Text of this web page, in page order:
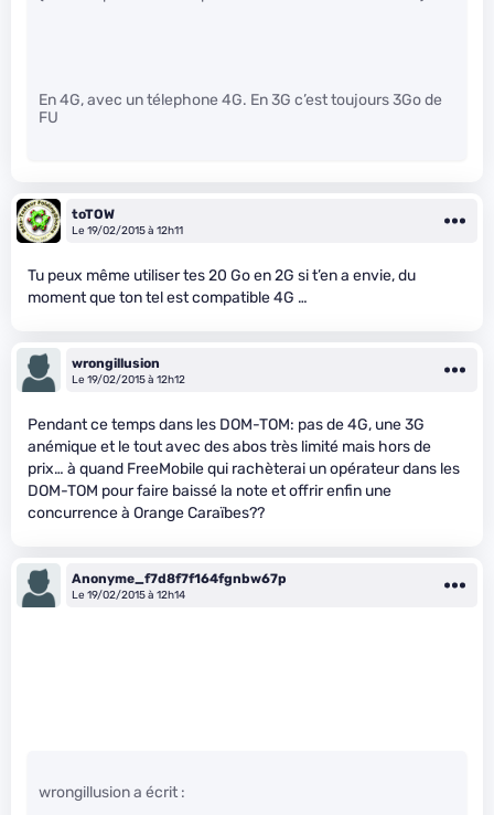
En 4G, avec un télephone 4G. En 3G c’est toujours 3Go de
FU
toTOW
Le 19/02/2015 à 12h11
Tu peux même utiliser tes 20 Go en 2G si t’en a envie, du
moment que ton tel est compatible 4G …
wrongillusion
Le 19/02/2015 à 12h12
Pendant ce temps dans les DOM-TOM: pas de 4G, une 3G
anémique et le tout avec des abos très limité mais hors de
prix… à quand FreeMobile qui rachèterai un opérateur dans les
DOM-TOM pour faire baissé la note et offrir enfin une
concurrence à Orange Caraïbes??
Anonyme_f7d8f7f164fgnbw67p
Le 19/02/2015 à 12h14
wrongillusion a écrit :